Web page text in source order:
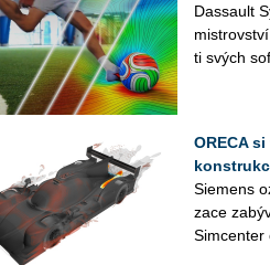
Das­sault
ti svých
ORECA
Sie­mens
za­ce
Sim­cen­ter